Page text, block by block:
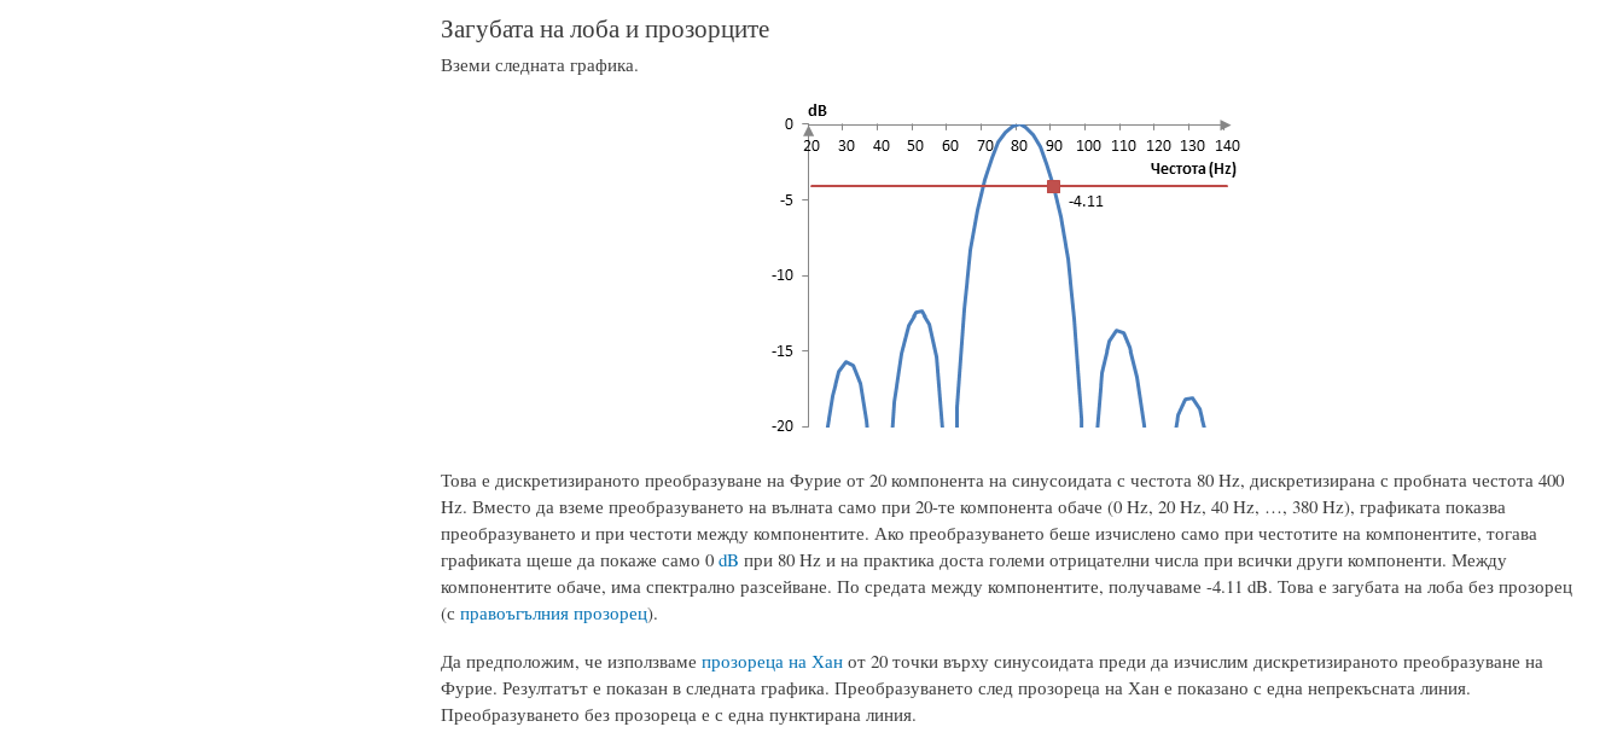
Загубата на лоба и прозорците
Вземи следната графика.
Това е дискретизираното преобразуване на Фурие от 20 компонента на синусоидата с честота 80 Hz, дискретизирана с пробната честота 400
Hz. Вместо да вземе преобразуването на вълната само при 20-те компонента обаче (0 Hz, 20 Hz, 40 Hz, …, 380 Hz), графиката показва
преобразуването и при честоти между компонентите. Ако преобразуването беше изчислено само при честотите на компонентите, тогава
графиката щеше да покаже само 0 dB при 80 Hz и на практика доста големи отрицателни числа при всички други компоненти. Между
компонентите обаче, има спектрално разсейване. По средата между компонентите, получаваме -4.11 dB. Това е загубата на лоба без прозорец
(с правоъгълния прозорец).
Да предположим, че използваме прозореца на Ханот 20 точки върху синусоидата преди да изчислим дискретизираното преобразуване на
Фурие. Резултатът е показан в следната графика. Преобразуването след прозореца на Хан е показано с една непрекъсната линия.
Преобразуването без прозореца е с една пунктирана линия.